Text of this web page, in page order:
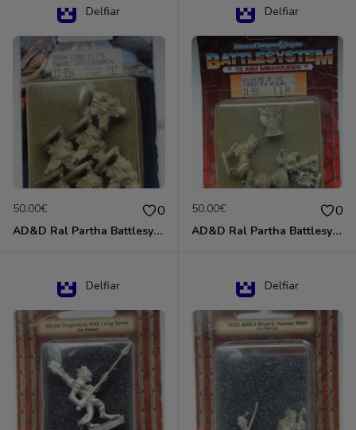
Delfiar
50.00€ 0
AD&D Ral Partha Battlesystem Miniatures Pack Iron Lord Dwarf Crossbowmen 11-854
Delfiar
50.00€ 0
AD&D Ral Partha Battlesystem Villains/Forgotten Realms 11-955 Miniatures
Delfiar Delfiar